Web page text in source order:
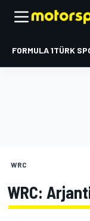
FORMULA 1TÜRK
WRC
WRC: